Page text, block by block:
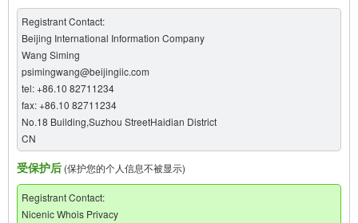
Registrant Contact:
Beijing International Information Company
Wang Siming
psimingwang@beijingiic.com
tel: +86.10 82711234
fax: +86.10 82711234
No.18 Building,Suzhou StreetHaidian District
CN
受保护后 (保护您的个人信息不被显示)
Registrant Contact:
Nicenic Whois Privacy